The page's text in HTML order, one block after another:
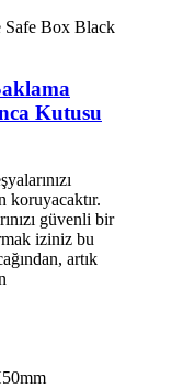
Kutusu
koruyacaktır.
güvenli bir
iziniz bu
artık